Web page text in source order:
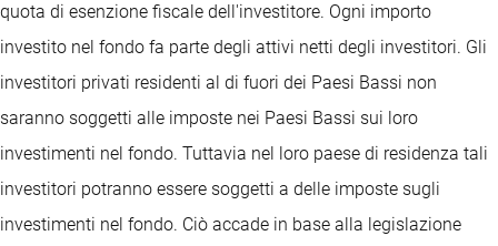
quota di esenzione fiscale dell'investitore. Ogni importo
investito nel fondo fa parte degli attivi netti degli investitori. Gli
investitori privati residenti al di fuori dei Paesi Bassi non
saranno soggetti alle imposte nei Paesi Bassi sui loro
investimenti nel fondo. Tuttavia nel loro paese di residenza tali
investitori potranno essere soggetti a delle imposte sugli
investimenti nel fondo. Ciò accade in base alla legislazione